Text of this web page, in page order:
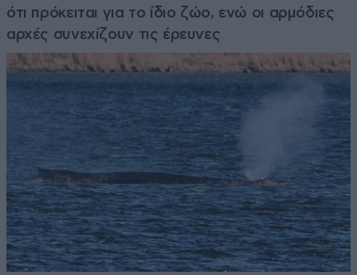
ότι πρόκειται για το ίδιο ζώο, ενώ οι αρμόδιες
αρχές συνεχίζουν τις έρευνες